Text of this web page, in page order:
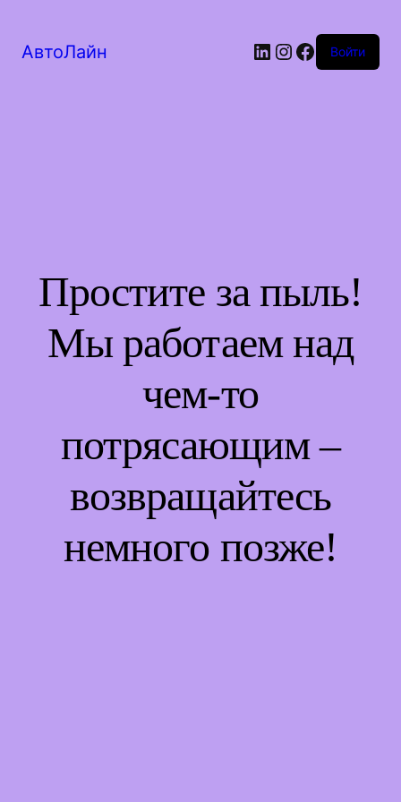
АвтоЛайн LinkedIn
Instagram
Facebook
Войти
Простите за пыль!
Мы работаем над
чем-то
потрясающим –
возвращайтесь
немного позже!